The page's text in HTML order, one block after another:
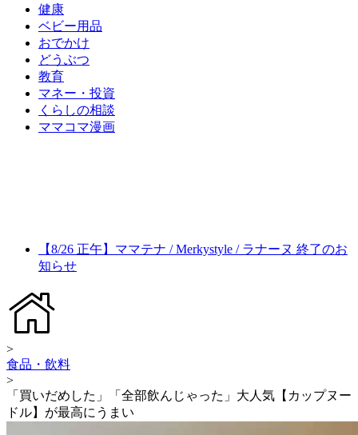
健康
ベビー用品
おでかけ
どうぶつ
教育
マネー・投資
くらしの相談
ママコマ漫画
【8/26 正午】ママテナ / Merkystyle / ラナーヌ 終了のお
知らせ
>
食品・飲料
>
「買いだめした」「全部飲んじゃった」大人気【カップヌー
ドル】が最高にうまい